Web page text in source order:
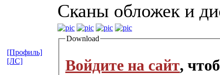
Сканы обложек и
Download
Войдите на сайт,
[Профиль]
[ЛС]